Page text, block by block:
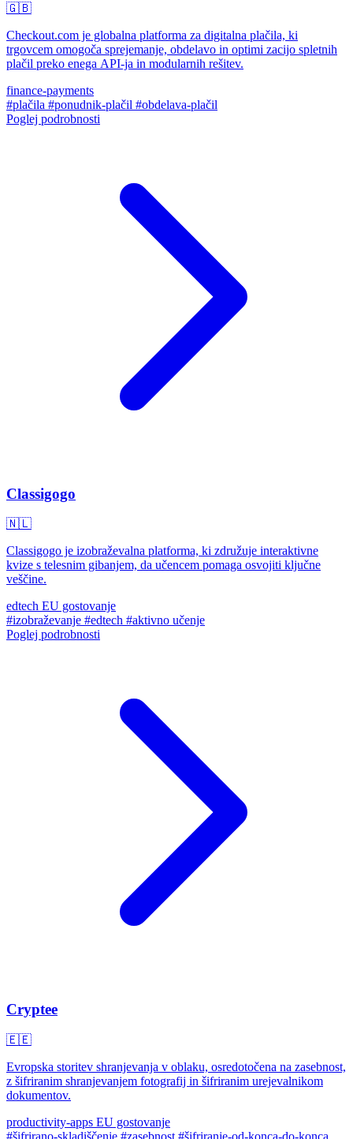
🇬🇧
Checkout.com je globalna platforma za digitalna plačila, ki
trgovcem omogoča sprejemanje, obdelavo in optimi zacijo spletnih
plačil preko enega API-ja in modularnih rešitev.
finance-payments
#plačila #ponudnik-plačil #obdelava-plačil
Poglej podrobnosti
Classigogo
🇳🇱
Classigogo je izobraževalna platforma, ki združuje interaktivne
kvize s telesnim gibanjem, da učencem pomaga osvojiti ključne
veščine.
edtech EU gostovanje
#izobraževanje #edtech #aktivno učenje
Poglej podrobnosti
Cryptee
🇪🇪
Evropska storitev shranjevanja v oblaku, osredotočena na zasebnost,
z šifriranim shranjevanjem fotografij in šifriranim urejevalnikom
dokumentov.
productivity-apps EU gostovanje
#šifrirano-skladiščenje #zasebnost #šifriranje-od-konca-do-konca